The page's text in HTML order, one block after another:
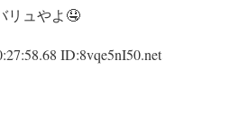
リュやよ🤤
ID:8vqe5nI50.net